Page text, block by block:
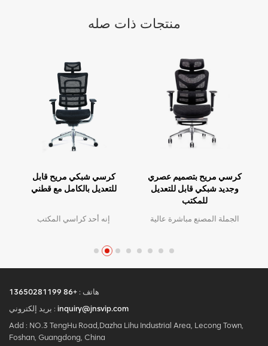
منتجات ذات صله
كرسي شبكي مريح قابل
للتعديل بالكامل مع قطني
إنه أحد كراسي المكتب
كرسي مريح بتصميم عصري
وجديد شبكي قابل للتعديل
للمكتب
الجملة المصنع مباشرة عالية
واحدة ، كمية كبيرة مع خصم
كبير.الخدمة المخصصة مع
هاتف : +86 13650281199
بريد إلكتروني : inquiry@jnsvip.com
Add : NO.3 TengHu Road,Dazha Lihu Industrial Area, Lecong Town,
Foshan, Guangdong, China